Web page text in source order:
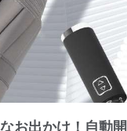
お出かけ！自動